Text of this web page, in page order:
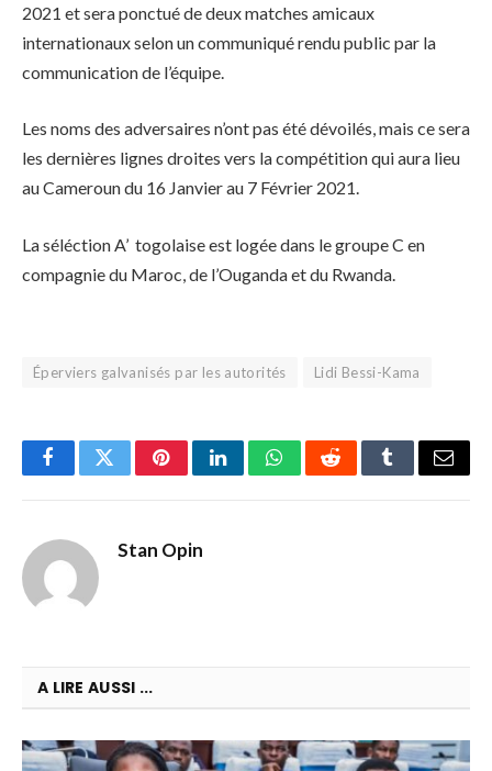
2021 et sera ponctué de deux matches amicaux
internationaux selon un communiqué rendu public par la
communication de l’équipe.
Les noms des adversaires n’ont pas été dévoilés, mais ce sera
les dernières lignes droites vers la compétition qui aura lieu
au Cameroun du 16 Janvier au 7 Février 2021.
La séléction A’ togolaise est logée dans le groupe C en
compagnie du Maroc, de l’Ouganda et du Rwanda.
Éperviers galvanisés par les autorités Lidi Bessi-Kama
FacebookTwitterPinterestLinkedInWhatsAppRedditTumblrEmail
Stan Opin
A LIRE AUSSI ...